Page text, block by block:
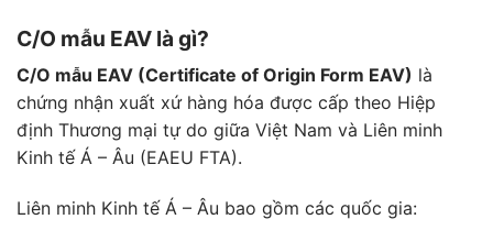
C/O mẫu EAV là gì?
C/O mẫu EAV (Certificate of Origin Form EAV) là
chứng nhận xuất xứ hàng hóa được cấp theo Hiệp
định Thương mại tự do giữa Việt Nam và Liên minh
Kinh tế Á – Âu (EAEU FTA).
Liên minh Kinh tế Á – Âu bao gồm các quốc gia: